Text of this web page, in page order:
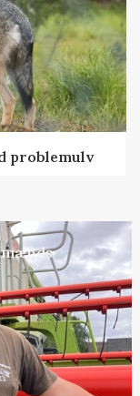
problemulv